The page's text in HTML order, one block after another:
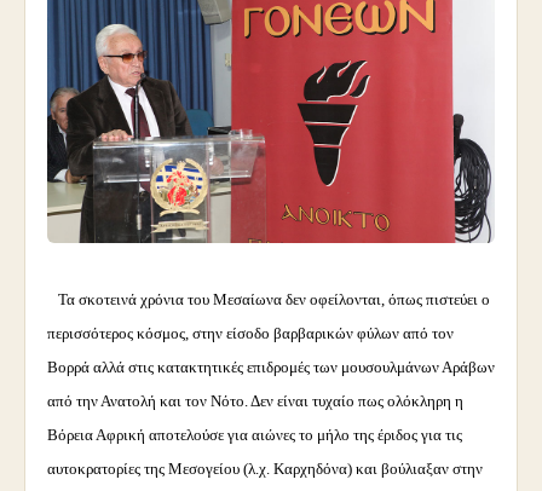
Τα σκοτεινά χρόνια του Μεσαίωνα δεν οφείλονται, όπως πιστεύει ο
περισσότερος κόσμος, στην είσοδο βαρβαρικών φύλων από τον
Βορρά αλλά στις κατακτητικές επιδρομές των μουσουλμάνων Αράβων
από την Ανατολή και τον Νότο. Δεν είναι τυχαίο πως ολόκληρη η
Βόρεια Αφρική αποτελούσε για αιώνες το μήλο της έριδος για τις
αυτοκρατορίες της Μεσογείου (λ.χ. Καρχηδόνα) και βούλιαξαν στην